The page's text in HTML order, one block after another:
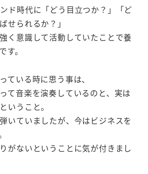
ド時代に「どう目立つか？」「ど
せられるか？」
く意識して活動していたことで養
す。
ている時に思う事は、
て音楽を演奏しているのと、実は
いうこと。
いていましたが、今はビジネスを
がないということに気が付きまし